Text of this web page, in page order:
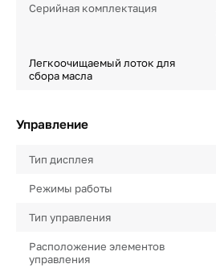
Серийная комплектация
Легкоочищаемый лоток для
сбора масла
Управление
Тип дисплея
Режимы работы
Тип управления
Расположение элементов
управления